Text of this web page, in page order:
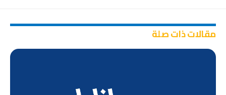
مقالات ذات صلة